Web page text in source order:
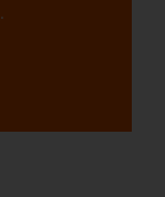
.